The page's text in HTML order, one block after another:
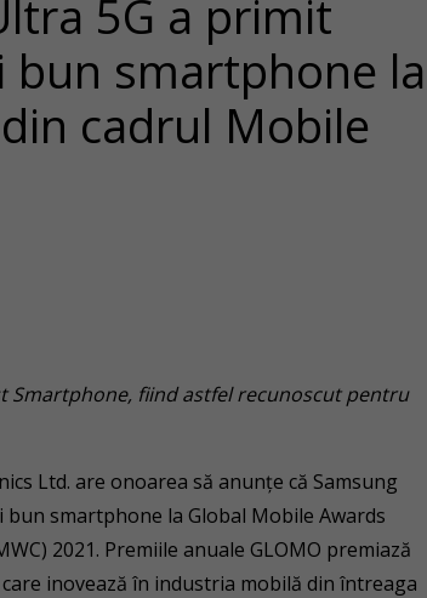
5G a primit
smartphone la
cadrul Mobile
Smartphone, fiind astfel recunoscut pentru
Ltd. are onoarea să anunțe că Samsung
bun smartphone la Global Mobile Awards
2021. Premiile anuale GLOMO premiază
inovează în industria mobilă din întreaga